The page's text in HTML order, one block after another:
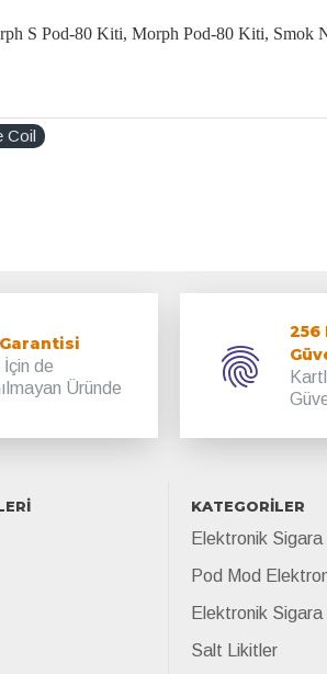
S Pod-80 Kiti, Morph Pod-80 Kiti, Smok
Coil
İçin de
Üründe
256
KATEGORİLER
Elektronik Sigara
Pod Mod
Elektronik Sigara
Salt Likitler